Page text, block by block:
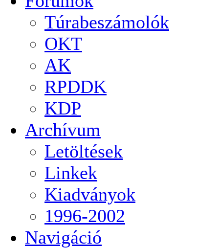
Túrabeszámolók
OKT
AK
RPDDK
KDP
Archívum
Letöltések
Linkek
Kiadványok
1996-2002
Navigáció